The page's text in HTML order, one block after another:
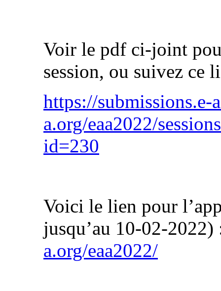
Voir le pdf ci-joint
session, ou suivez ce
https://submissions.e-
a.org/eaa2022/
id=230
Voici le lien pour
jusqu’au 10-02-
a.org/eaa2022/